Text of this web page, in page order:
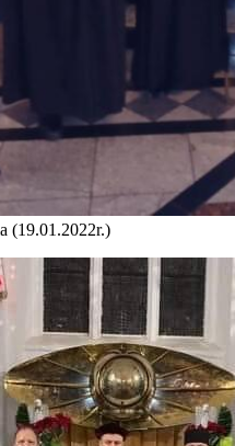
(19.01.2022r.)